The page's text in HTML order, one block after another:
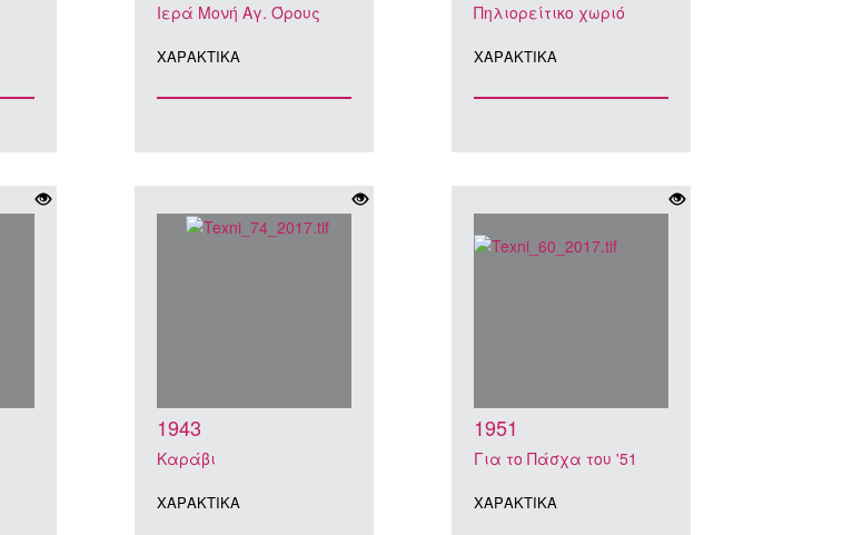
Ιερά Μονή Αγ. Όρους
ΧΑΡΑΚΤΙΚA
Πηλιορείτικο χωριό
ΧΑΡΑΚΤΙΚA
1943
Καράβι
ΧΑΡΑΚΤΙΚA
1951
Για το Πάσχα του '51
ΧΑΡΑΚΤΙΚA